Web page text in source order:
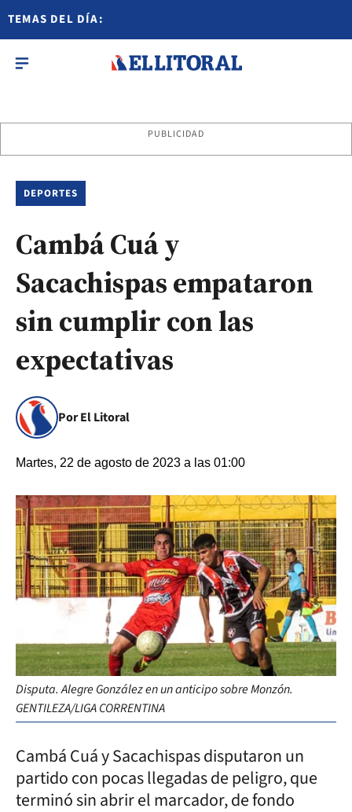
TEMAS DEL DÍA:
PUBLICIDAD
DEPORTES
Cambá Cuá y
Sacachispas empataron
sin cumplir con las
expectativas
Por El Litoral
Martes, 22 de agosto de 2023 a las 01:00
Disputa. Alegre González en un anticipo sobre Monzón.
GENTILEZA/LIGA CORRENTINA
Cambá Cuá y Sacachispas disputaron un
partido con pocas llegadas de peligro, que
terminó sin abrir el marcador, de fondo